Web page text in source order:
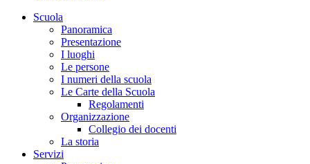
Scuola
Panoramica
Presentazione
I luoghi
Le persone
I numeri della scuola
Le Carte della Scuola
Regolamenti
Organizzazione
Collegio dei docenti
La storia
Servizi